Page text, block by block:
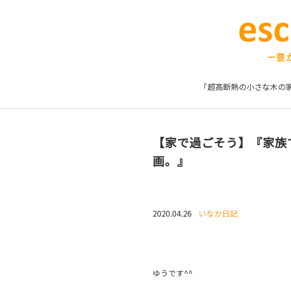
「超高断熱の小さな木の
【家で過ごそう】『家
画。』
2020.04.26 いなか日記
ゆうです^^